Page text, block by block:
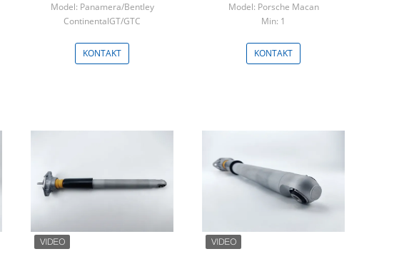
Model: Panamera/Bentley
ContinentalGT/GTC
KONTAKT
Model: Porsche Macan
Min: 1
KONTAKT